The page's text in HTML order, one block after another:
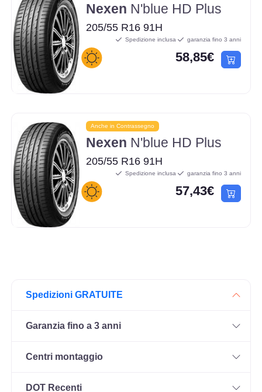
Nexen N'blue HD Plus
205/55 R16 91H
Spedizione inclusa garanzia fino 3 anni
58,85€
Anche in Contrassegno
Nexen N'blue HD Plus
205/55 R16 91H
Spedizione inclusa garanzia fino 3 anni
57,43€
Spedizioni GRATUITE
Garanzia fino a 3 anni
Centri montaggio
DOT Recenti